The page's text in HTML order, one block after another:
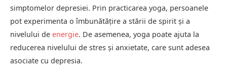
simptomelor depresiei. Prin practicarea yoga, persoanele
pot experimenta o îmbunătățire a stării de spirit și a
nivelului de energie. De asemenea, yoga poate ajuta la
reducerea nivelului de stres și anxietate, care sunt adesea
asociate cu depresia.